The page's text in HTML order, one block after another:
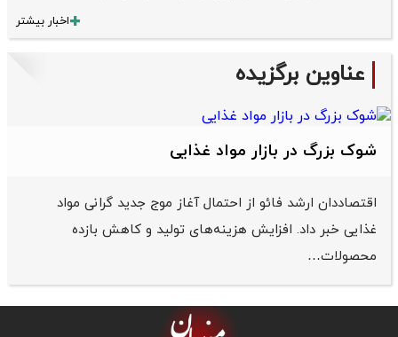
اخبار بیشتر
عناوین برگزیده
شوک بزرگ در بازار مواد غذایی
اقتصاددان ارشد فائو از احتمال آغاز موج جدید گرانی مواد
غذایی خبر داد. افزایش هزینه‌های تولید و کاهش بازده
محصولات…